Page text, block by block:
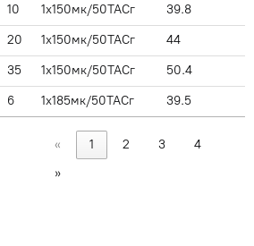
10 1x150мк/50ТАСг 39.8
20 1x150мк/50ТАСг 44
35 1x150мк/50ТАСг 50.4
6 1x185мк/50ТАСг 39.5
« 1 2 3
4
»